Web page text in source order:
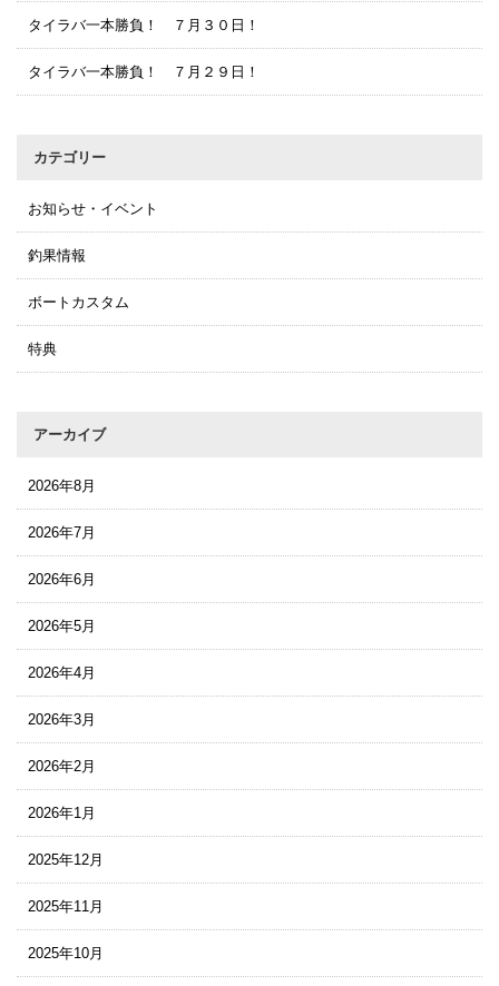
タイラバ一本勝負！ ７月３０日！
タイラバ一本勝負！ ７月２９日！
カテゴリー
お知らせ・イベント
釣果情報
ボートカスタム
特典
アーカイブ
2026年8月
2026年7月
2026年6月
2026年5月
2026年4月
2026年3月
2026年2月
2026年1月
2025年12月
2025年11月
2025年10月